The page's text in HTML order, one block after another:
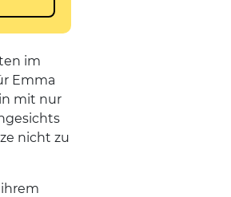
im
Emma
mit nur
nicht zu